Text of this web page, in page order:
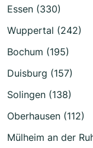
Essen (330)
Wuppertal (242)
Bochum (195)
Duisburg (157)
Solingen (138)
Oberhausen (112)
Mülheim an der